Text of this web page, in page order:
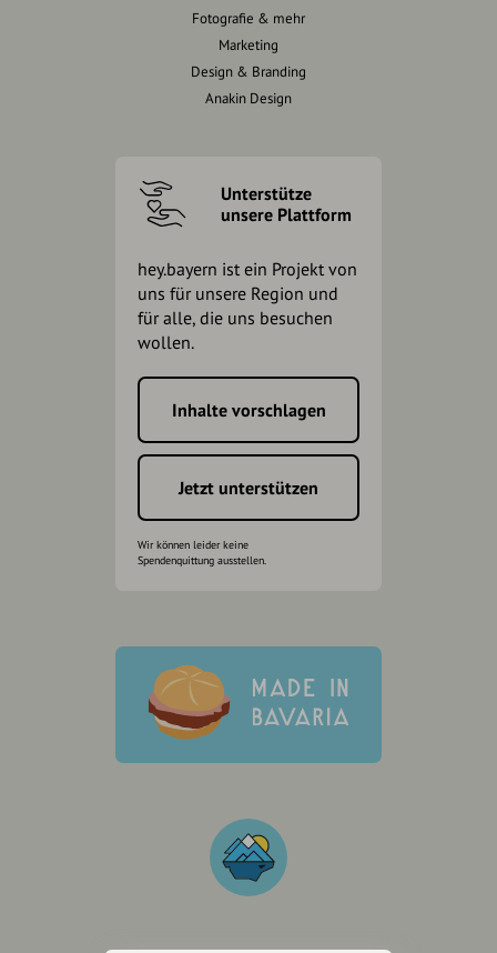
Fotografie & mehr
Marketing
Design & Branding
Anakin Design
Unterstütze
unsere Plattform
hey.bayern ist ein Projekt von
uns für unsere Region und
für alle, die uns besuchen
wollen.
Inhalte vorschlagen
Jetzt unterstützen
Wir können leider keine
Spendenquittung ausstellen.